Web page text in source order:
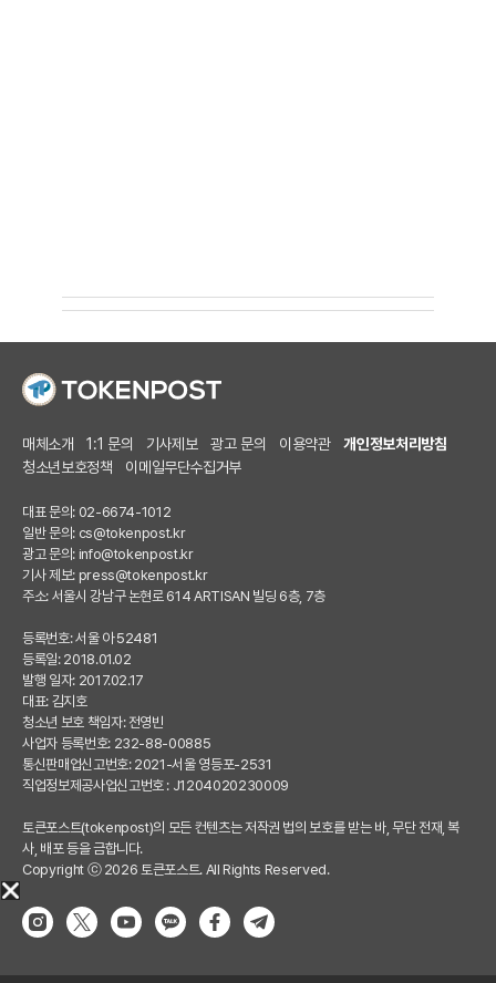
매체소개 1:1 문의 기사제보 광고 문의 이용약관
개인정보처리방침
청소년보호정책
이메일무단수집거부
대표 문의: 02-6674-1012
일반 문의: cs@tokenpost.kr
광고 문의: info@tokenpost.kr
기사 제보: press@tokenpost.kr
주소: 서울시 강남구 논현로 614 ARTISAN 빌딩 6층, 7층
등록번호: 서울 아 52481
등록일: 2018.01.02
발행 일자: 2017.02.17
대표: 김지호
청소년 보호 책임자: 전영빈
사업자 등록번호: 232-88-00885
통신판매업신고번호: 2021-서울 영등포-2531
직업정보제공사업신고번호 : J1204020230009
토큰포스트(tokenpost)의 모든 컨텐츠는 저작권 법의 보호를 받는 바, 무단 전재, 복
사, 배포 등을 금합니다.
Copyright ⓒ 2026 토큰포스트. All Rights Reserved.